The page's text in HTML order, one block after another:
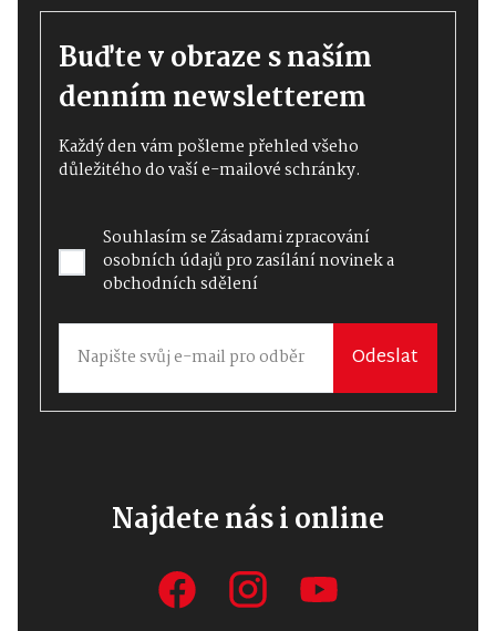
Buďte v obraze s naším
denním newsletterem
Každý den vám pošleme přehled všeho
důležitého do vaší e-mailové schránky.
Souhlasím seZásadami zpracování
osobních údajůpro zasílání novinek a
obchodních sdělení
Odeslat
Najdete nás i online